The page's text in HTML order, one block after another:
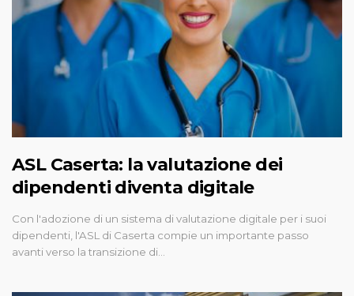
ASL Caserta: la valutazione dei
dipendenti diventa digitale
Con l'adozione di un sistema di valutazione digitale per i suoi
dipendenti, l'ASL di Caserta compie un importante passo
avanti verso la transizione di…